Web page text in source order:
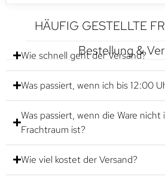
HÄUFIG GESTELLTE
Bestellung &
Wie schnell geht der Versand?
Was passiert, wenn ich bis 12:00
Was passiert, wenn die Ware nicht
Frachtraum ist?
Wie viel kostet der Versand?